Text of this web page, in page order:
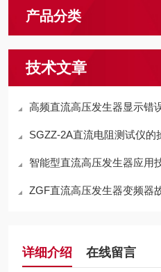
产品分类
技术文章
高频直流高压发生器显示错
SGZZ-2A直流电阻测试仪的
智能型直流高压发生器应用
ZGF直流高压发生器变频器
详细介绍 在线留言